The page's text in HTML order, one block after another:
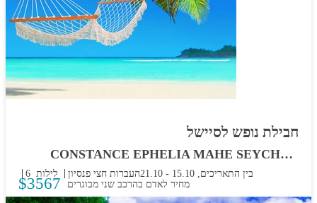
חבילת נופש לסיישל
בין התאריכים, -
21.10
CONSTANCE EPHELIA MAHE SEYCHELLES
6 לילות חצי פנסיון העברות
$3567 מחיר לאדם בהרכב שני מבוגרים